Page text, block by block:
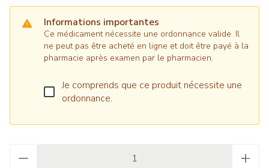
Informations importantes
Ce médicament nécessite une ordonnance valide. Il
ne peut pas être acheté en ligne et doit être payé à la
pharmacie après examen par le pharmacien.
Je comprends que ce produit nécessite une
ordonnance.